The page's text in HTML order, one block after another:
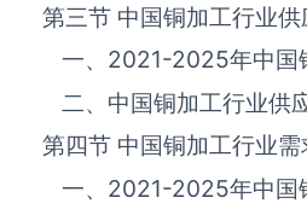
第三节 中国‌‌‌‌‌‌‌铜加工‌‌‌‌‌‌‌‌‌‌‌‌‌‌‌‌‌‌‌行业
一、 2021-2025年中国‌‌‌‌‌‌‌
二、中国‌‌‌‌‌‌‌铜加工‌‌‌‌‌‌‌‌‌‌‌‌‌‌‌‌‌‌‌行业供
第四节 中国‌‌‌‌‌‌‌铜加工‌‌‌‌‌‌‌‌‌‌‌‌‌‌‌‌‌‌‌行业
一、 2021-2025年中国‌‌‌‌‌‌‌